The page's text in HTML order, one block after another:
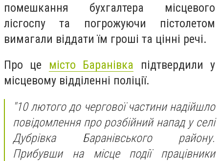
помешкання бухгалтера місцевого
лісгоспу та погрожуючи пістолетом
вимагали віддати їм гроші та цінні речі.
Про це місто Баранівка підтвердили у
місцевому відділенні поліції.
"10 лютого до чергової частини надійшло
повідомлення про розбійний напад у селі
Дубрівка Баранівського району.
Прибувши на місце події працівники